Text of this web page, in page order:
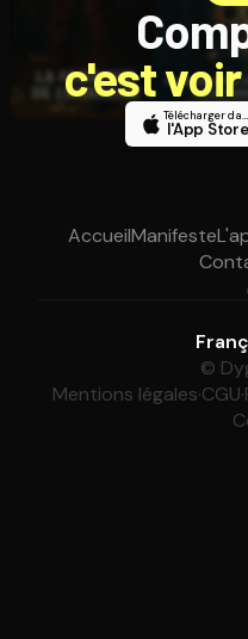
c'est
Télécharger dans
l'App Store
AccueilManifeste
©
Mentions légales·CGU·